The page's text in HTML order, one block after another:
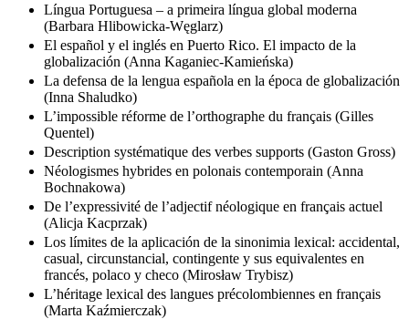
Língua Portuguesa – a primeira língua global moderna
(Barbara Hlibowicka-Węglarz)
El español y el inglés en Puerto Rico. El impacto de la
globalización (Anna Kaganiec-Kamieńska)
La defensa de la lengua española en la época de globalización
(Inna Shaludko)
L’impossible réforme de l’orthographe du français (Gilles
Quentel)
Description systématique des verbes supports (Gaston Gross)
Néologismes hybrides en polonais contemporain (Anna
Bochnakowa)
De l’expressivité de l’adjectif néologique en français actuel
(Alicja Kacprzak)
Los límites de la aplicación de la sinonimia lexical: accidental,
casual, circunstancial, contingente y sus equivalentes en
francés, polaco y checo (Mirosław Trybisz)
L’héritage lexical des langues précolombiennes en français
(Marta Kaźmierczak)